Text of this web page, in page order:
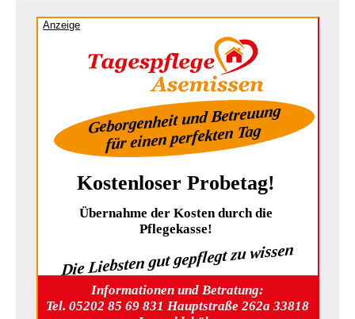
Anzeige
Geborgenheit und Betreuung
für einen perfekten Tag
Kostenloser Probetag!
Übernahme der Kosten durch die
Pflegekasse!
Die Liebsten gut gepflegt zu wissen
Informationen und Betratung:
Tel. 05202 85 69 831 Hauptstraße 262a 33818